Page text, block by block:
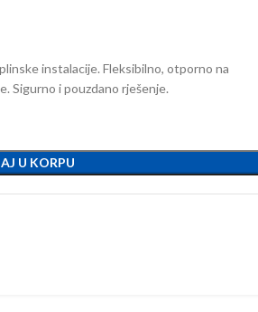
instalacije. Fleksibilno, otporno na
Sigurno i pouzdano rješenje.
U KORPU